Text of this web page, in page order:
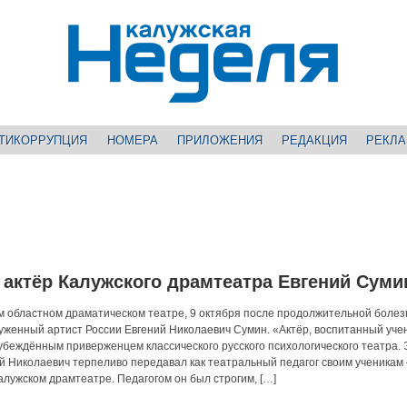
НОМЕРА ПРИЛОЖЕНИЯ РЕДАКЦИЯ
Калужского драмтеатра Евгений
областном драматическом театре, 9 октября после продолжительной
артист России Евгений Николаевич Сумин. «Актёр, воспитанный
приверженцем классического русского психологического театра.
Николаевич терпеливо передавал как театральный педагог своим ученикам
драмтеатре. Педагогом он был строгим, […]